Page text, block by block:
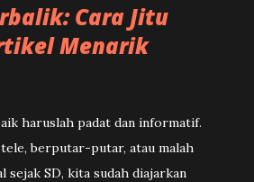
Cara Jitu
Menarik
haruslah padat dan informatif.
berputar-putar, atau malah
sejak SD, kita sudah diajarkan